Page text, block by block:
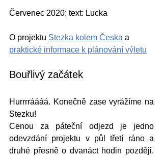
Červenec 2020; text: Lucka
O projektu Stezka kolem Česka a
praktické informace k plánování výletu
Bouřlivý začátek
Hurrrráááá. Konečně zase vyrážíme na
Stezku!
Cenou za páteční odjezd je jedno
odevzdání projektu v půl třetí ráno a
druhé přesně o dvanáct hodin později.